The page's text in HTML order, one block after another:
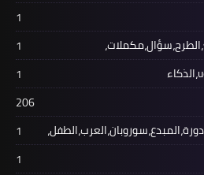
1
1
1
206
1
1